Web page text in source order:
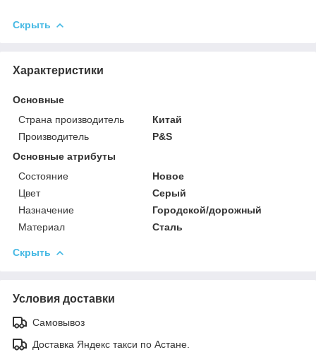
Скрыть
Характеристики
Основные
Страна производитель
Китай
Производитель
P&S
Основные атрибуты
Состояние
Новое
Цвет
Серый
Назначение
Городской/дорожный
Материал
Сталь
Скрыть
Условия доставки
Самовывоз
Доставка Яндекс такси по Астане.